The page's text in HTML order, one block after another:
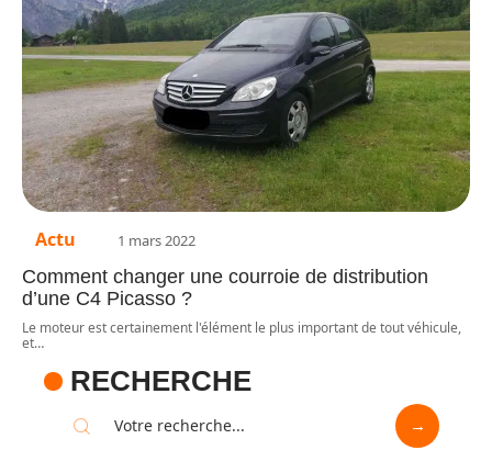
Actu 1 mars 2022
Comment changer une courroie de distribution
d’une C4 Picasso ?
Le moteur est certainement l'élément le plus important de tout véhicule,
et…
RECHERCHE